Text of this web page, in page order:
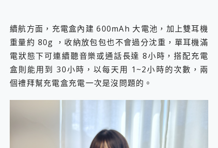
續航方面，充電盒內建 600mAh 大電池，加上雙耳機
重量約 80g ，收納放包包也不會過分沈重，單耳機滿
電狀態下可連續聽音樂或通話長達 8小時，搭配充電
盒則能用到 30小時，以每天用 1~2小時的次數，兩
個禮拜幫充電盒充電一次是沒問題的。